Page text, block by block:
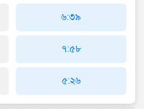
৬:৩৯
৭:৫৮
৫:২৬